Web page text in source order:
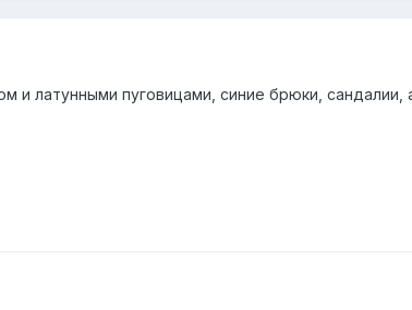
и латунными пуговицами, синие брюки, сандалии,